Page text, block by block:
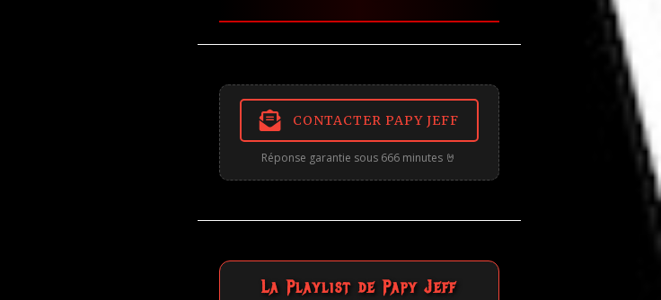
CONTACTER PAPY JEFF
Réponse garantie sous 666 minutes 🤘
La Playlist de Papy Jeff